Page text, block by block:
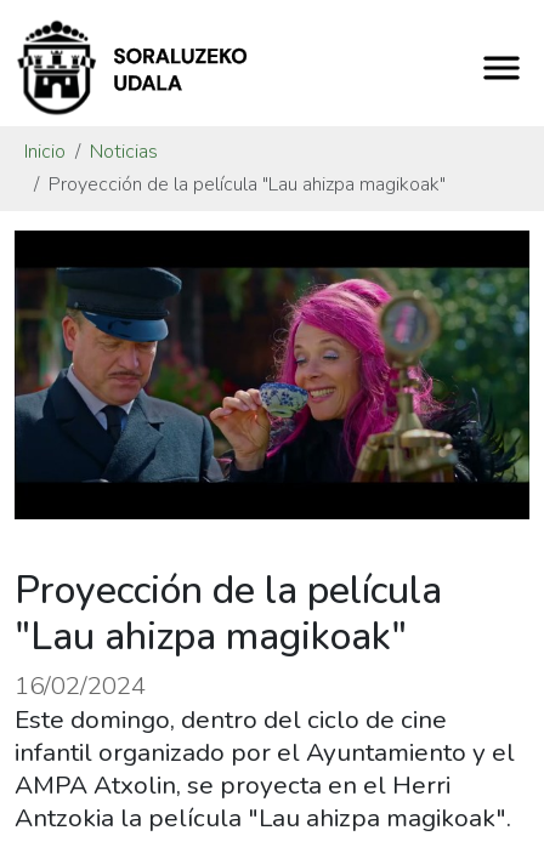
Inicio
Noticias
Proyección de la película "Lau ahizpa magikoak"
Proyección de la película
"Lau ahizpa magikoak"
16/02/2024
Este domingo, dentro del ciclo de cine
infantil organizado por el Ayuntamiento y el
AMPA Atxolin, se proyecta en el Herri
Antzokia la película "Lau ahizpa magikoak".